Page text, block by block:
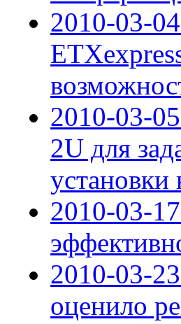
2010-03-
2010-03-
2U для
установки
2010-03-
2010-03-
оценило